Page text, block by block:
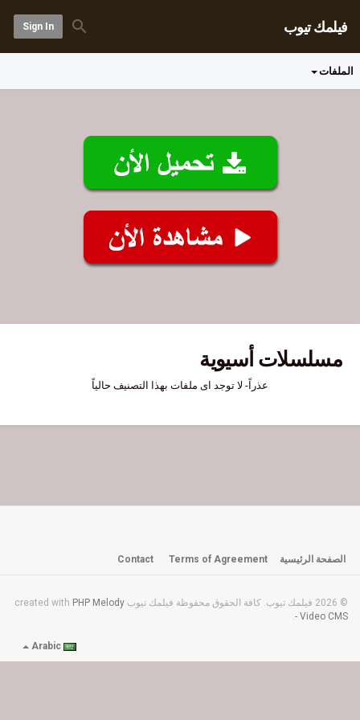
فيلمك تيوب Sign In
الملفات
مسلسلات أسيوية
عذراً- لا توجد اى ملفات بهذا التصنيف حالياً
الصفحة الرئيسية Contact Terms of Agreement
© 2026 فيلمك تيوب. كافة الحقوق محفوظة فيلمك تيوب created with
PHP Melody
- Video CMS
.